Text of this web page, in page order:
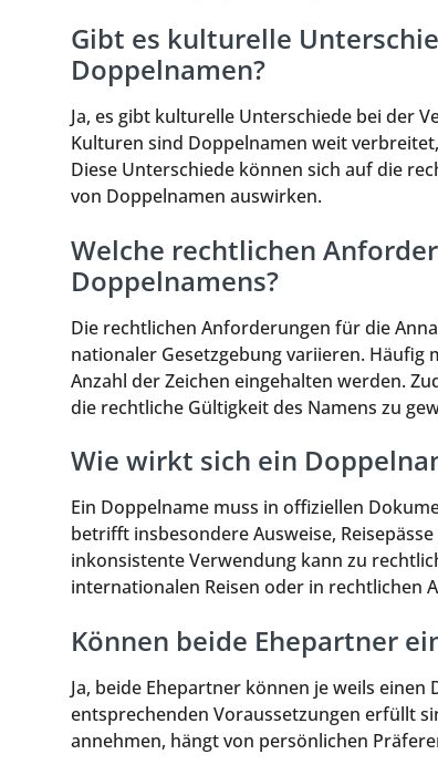
Gibt es kulturelle
Doppelnamen?
Ja, es gibt kulturelle Unterschiede bei der
Kulturen sind Doppelnamen weit
Diese Unterschiede können sich auf die
von Doppelnamen auswirken.
Welche rechtlichen
Doppelnamens?
Die rechtlichen Anforderungen für die
nationaler Gesetzgebung variieren.
Anzahl der Zeichen eingehalten werden.
die rechtliche Gültigkeit des Namens zu
Wie wirkt sich ein
Ein Doppelname muss in offiziellen
betrifft insbesondere Ausweise,
inkonsistente Verwendung kann zu
internationalen Reisen oder in rechtlichen
Können beide Ehepartner
Ja, beide Ehepartner können je weils
entsprechenden Voraussetzungen erfüllt
annehmen, hängt von persönlichen